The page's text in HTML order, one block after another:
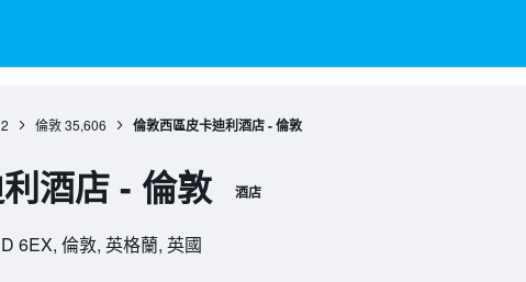
倫敦 35,606 倫敦西區皮卡迪利酒店 - 倫敦
酒店 - 倫敦 酒店
6EX, 倫敦, 英格蘭, 英國